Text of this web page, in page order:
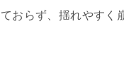
おらず、揺れやすく